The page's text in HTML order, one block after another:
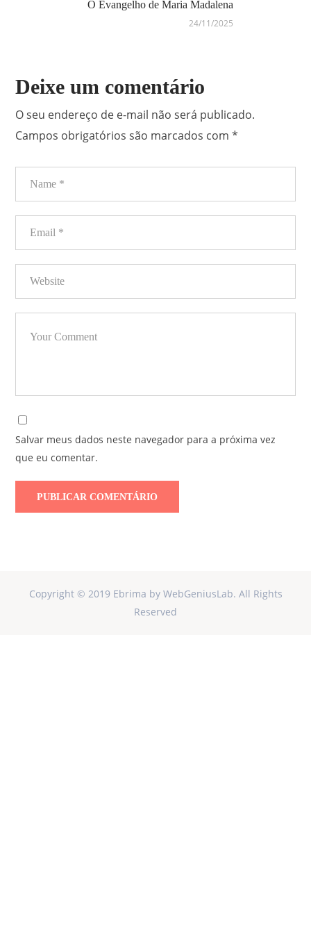
O Evangelho de Maria Madalena
24/11/2025
Deixe um comentário
O seu endereço de e-mail não será publicado.
Campos obrigatórios são marcados com*
Salvar meus dados neste navegador para a próxima vez
que eu comentar.
Copyright © 2019 Ebrima by WebGeniusLab. All Rights
Reserved